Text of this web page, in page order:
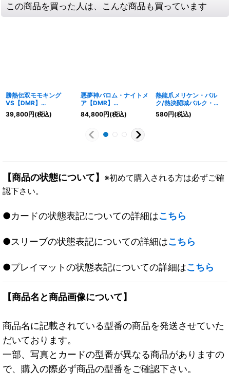
この商品を買った人は、こんな商品も買っています
勝熱伝双モモキング
VS【DMR】
{25EX2DM1秘/DM4}
《多》
39,800円(税込)
悪夢神バロム・ナイトメ
ア【DMR】
{24EX2DM2秘/DM4}
《闇》
84,800円(税込)
熱龍爪メリケン・バル
ク/熱決闘城バルク・ア
リーナ/熱血龍バリキ
レ・メガマッチョ【-】
580円(税込)
【商品の状態について】 ※初めて購入される方は必ずご確
認下さい。
●カードの状態表記についての詳細はこちら
●スリーブの状態表記についての詳細はこちら
●プレイマットの状態表記についての詳細はこちら
【商品名と商品画像について】
商品名に記載されている型番の商品を発送させていた
だいております。
一部、写真とカードの型番が異なる商品がありますの
で、購入の際必ず商品の型番をご確認下さい。